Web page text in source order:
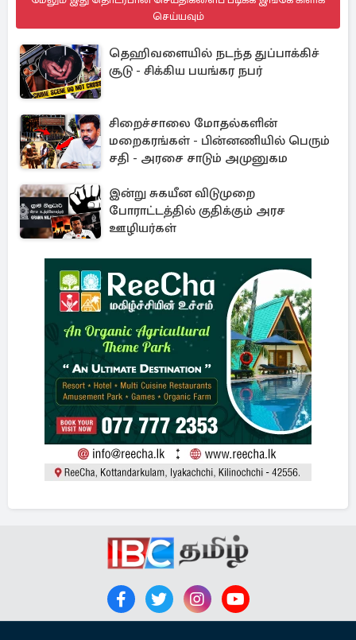
செய்யவும்
தெஹிவளையில் நடந்த துப்பாக்கிச்
சூடு - சிக்கிய பயங்கர நபர்
சிறைச்சாலை மோதல்களின்
மறைகரங்கள் - பின்னணியில் பெரும்
சதி - அரசை சாடும் அமுனுகம
இன்று சுகயீன விடுமுறை
போராட்டத்தில் குதிக்கும் அரச
ஊழியர்கள்